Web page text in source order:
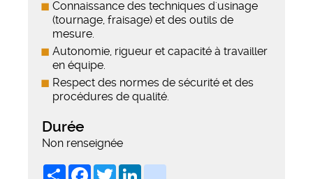
Connaissance des techniques d'usinage
(tournage, fraisage) et des outils de
mesure.
Autonomie, rigueur et capacité à travailler
en équipe.
Respect des normes de sécurité et des
procédures de qualité.
Durée
Non renseignée
ShareFacebook
TwitterLinkedIn